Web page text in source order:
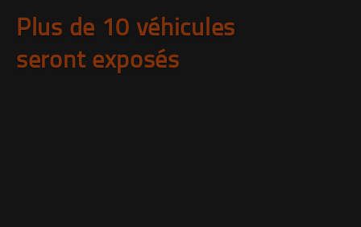
Plus de 10 véhicules
seront exposés